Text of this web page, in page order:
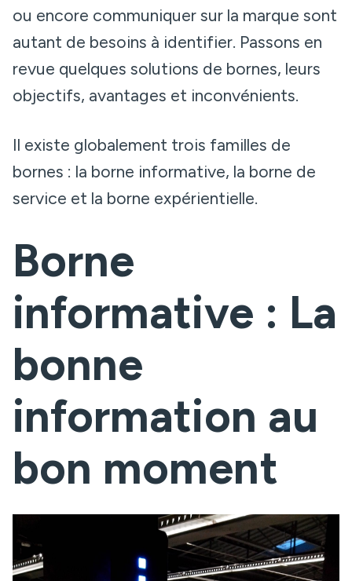
ou encore communiquer sur la marque sont
autant de besoins à identifier. Passons en
revue quelques solutions de bornes, leurs
objectifs, avantages et inconvénients.
Il existe globalement trois familles de
bornes : la borne informative, la borne de
service et la borne expérientielle.
Borne
informative : La
bonne
information au
bon moment